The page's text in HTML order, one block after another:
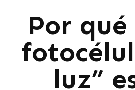
Por qué
luz”